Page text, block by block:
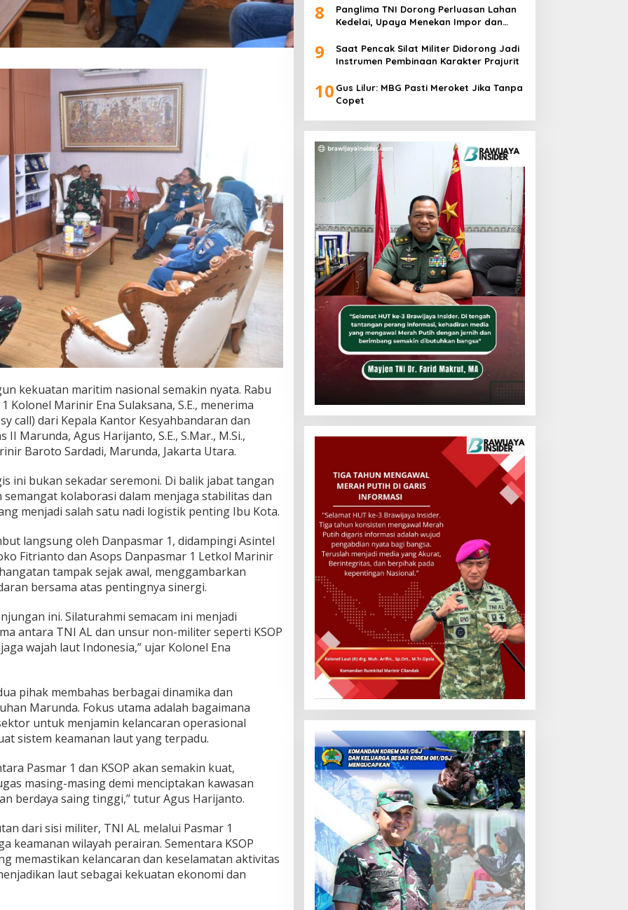
kekuatan maritim nasional semakin nyata. Rabu
Kolonel Marinir Ena Sulaksana, S.E., menerima
call) dari Kepala Kantor Kesyahbandaran dan
II Marunda, Agus Harijanto, S.E., S.Mar., M.Si.,
Baroto Sardadi, Marunda, Jakarta Utara.
ini bukan sekadar seremoni. Di balik jabat tangan
kolaborasi dalam menjaga stabilitas dan
menjadi salah satu nadi logistik penting Ibu Kota.
langsung oleh Danpasmar 1, didampingi Asintel
Fitrianto dan Asops Danpasmar 1 Letkol Marinir
tampak sejak awal, menggambarkan
bersama atas pentingnya sinergi.
ini. Silaturahmi semacam ini menjadi
antara TNI AL dan unsur non-militer seperti KSOP
wajah laut Indonesia,” ujar Kolonel Ena
pihak membahas berbagai dinamika dan
Marunda. Fokus utama adalah bagaimana
untuk menjamin kelancaran operasional
sistem keamanan laut yang terpadu.
Pasmar 1 dan KSOP akan semakin kuat,
masing-masing demi menciptakan kawasan
berdaya saing tinggi,” tutur Agus Harijanto.
dari sisi militer, TNI AL melalui Pasmar 1
keamanan wilayah perairan. Sementara KSOP
memastikan kelancaran dan keselamatan aktivitas
laut sebagai kekuatan ekonomi dan
8
Panglima TNI Dorong Perluasan Lahan
Kedelai, Upaya Menekan Impor dan
9
Saat Pencak Silat Militer Didorong Jadi
Instrumen Pembinaan Karakter Prajurit
10 Gus Lilur: MBG Pasti Meroket Jika Tanpa
Copet